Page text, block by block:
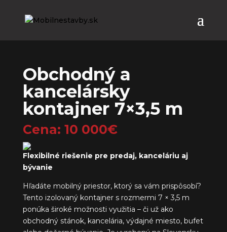
Obchodný a
kancelársky
kontajner 7×3,5 m
Cena: 10 000€
Flexibilné riešenie pre predaj, kanceláriu aj
bývanie
Hľadáte mobilný priestor, ktorý sa vám prispôsobí?
Tento izolovaný kontajner s rozmermi 7 × 3,5 m
ponúka široké možnosti využitia – či už ako
obchodný stánok, kancelária, výdajné miesto, bufet